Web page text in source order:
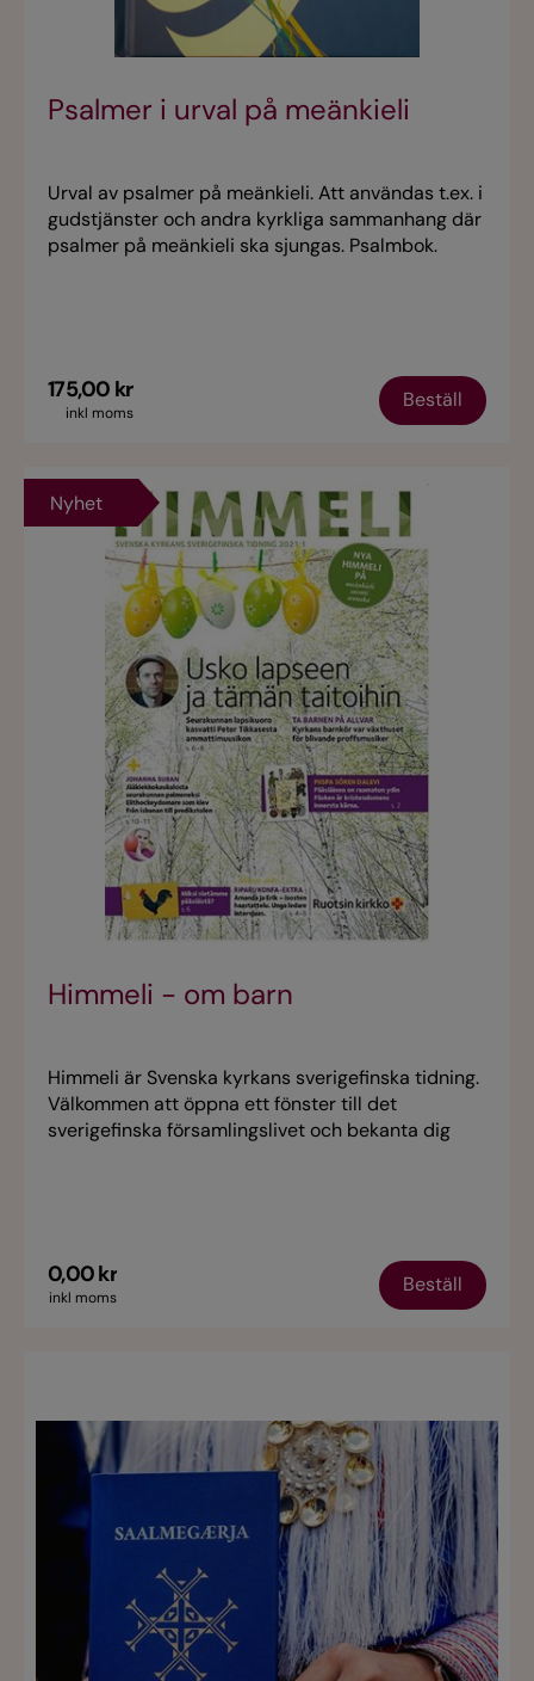
Psalmer i urval på meänkieli
Urval av psalmer på meänkieli. Att användas t.ex. i
gudstjänster och andra kyrkliga sammanhang där
psalmer på meänkieli ska sjungas. Psalmbok.
175,00 kr
inkl moms
Beställ
Nyhet
Himmeli - om barn
Himmeli är Svenska kyrkans sverigefinska tidning.
Välkommen att öppna ett fönster till det
sverigefinska församlingslivet och bekanta dig
0,00 kr
inkl moms
Beställ